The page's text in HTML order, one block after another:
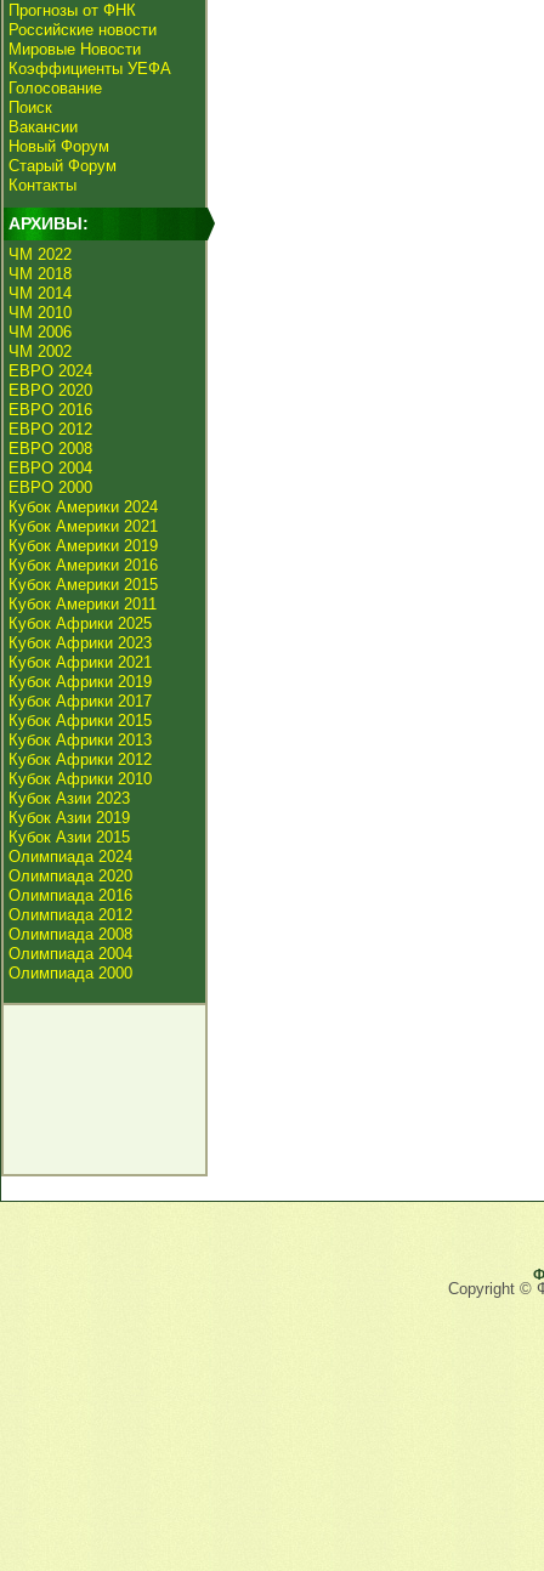
Прогнозы от ФНК
Российские новости
Мировые Новости
Коэффициенты УЕФА
Голосование
Поиск
Вакансии
Новый Форум
Старый Форум
Контакты
АРХИВЫ:
ЧМ 2022
ЧМ 2018
ЧМ 2014
ЧМ 2010
ЧМ 2006
ЧМ 2002
ЕВРО 2024
ЕВРО 2020
ЕВРО 2016
ЕВРО 2012
ЕВРО 2008
ЕВРО 2004
ЕВРО 2000
Кубок Америки 2024
Кубок Америки 2021
Кубок Америки 2019
Кубок Америки 2016
Кубок Америки 2015
Кубок Америки 2011
Кубок Африки 2025
Кубок Африки 2023
Кубок Африки 2021
Кубок Африки 2019
Кубок Африки 2017
Кубок Африки 2015
Кубок Африки 2013
Кубок Африки 2012
Кубок Африки 2010
Кубок Азии 2023
Кубок Азии 2019
Кубок Азии 2015
Олимпиада 2024
Олимпиада 2020
Олимпиада 2016
Олимпиада 2012
Олимпиада 2008
Олимпиада 2004
Олимпиада 2000
Copyright ©